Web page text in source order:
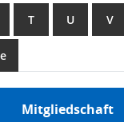
T U V
Mitgliedschaft